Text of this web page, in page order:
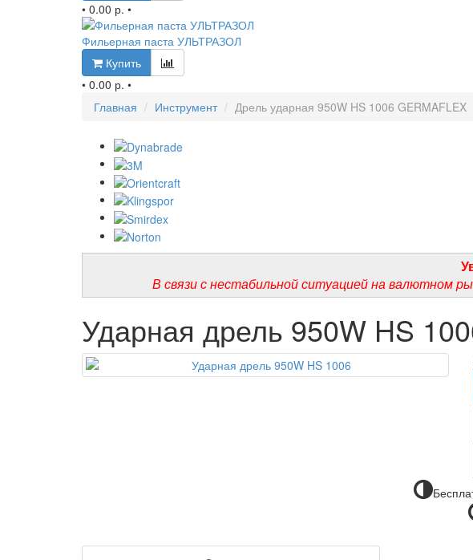
• 0.00 р. •
Фильерная паста УЛЬТРАЗОЛ
Купить
• 0.00 р. •
Главная
Инструмент Дрель ударная 950W HS 1006 GERMAFLEX
В связи с нестабильной ситуацией на валютном
Ударная дрель 950W HS